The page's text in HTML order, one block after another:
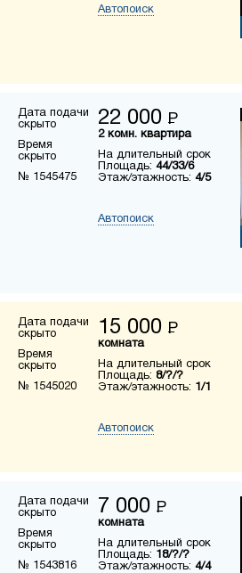
Автопоиск
Дата подачи
скрыто
Время
скрыто
№ 1545475
22 000 Р
2 комн. квартира
На длительный срок
Площадь: 44/33/6
Этаж/этажность: 4/5
Автопоиск
Дата подачи
скрыто
Время
скрыто
№ 1545020
15 000 Р
комната
На длительный срок
Площадь: 8/?/?
Этаж/этажность: 1/1
Автопоиск
Дата подачи
скрыто
Время
скрыто
№ 1543816
7 000 Р
комната
На длительный срок
Площадь: 18/?/?
Этаж/этажность: 4/4